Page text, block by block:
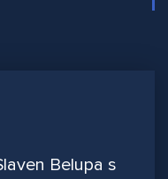
Belupa s